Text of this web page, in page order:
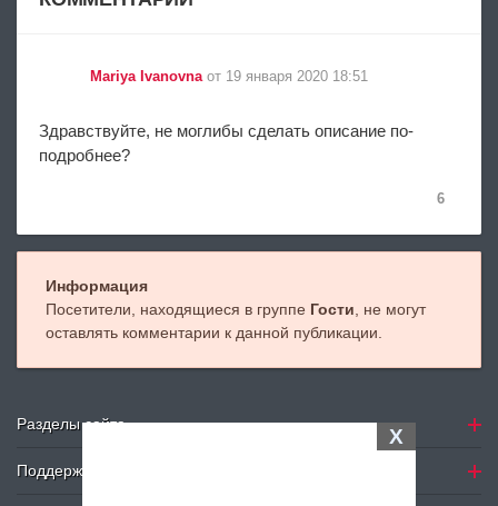
X
Mariya Ivanovna от 19 января 2020 18:51
6
Здравствуйте, не моглибы сделать описание по-
подробнее?
Информация
Посетители, находящиеся в группе Гости , не могут
оставлять комментарии к данной публикации.
Разделы сайта
Поддержка